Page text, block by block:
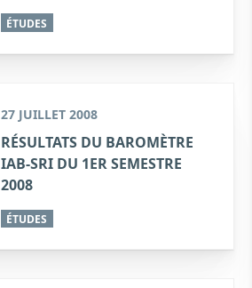
ÉTUDES
27 JUILLET 2008
RÉSULTATS DU BAROMÈTRE
IAB-SRI DU 1ER SEMESTRE
2008
ÉTUDES